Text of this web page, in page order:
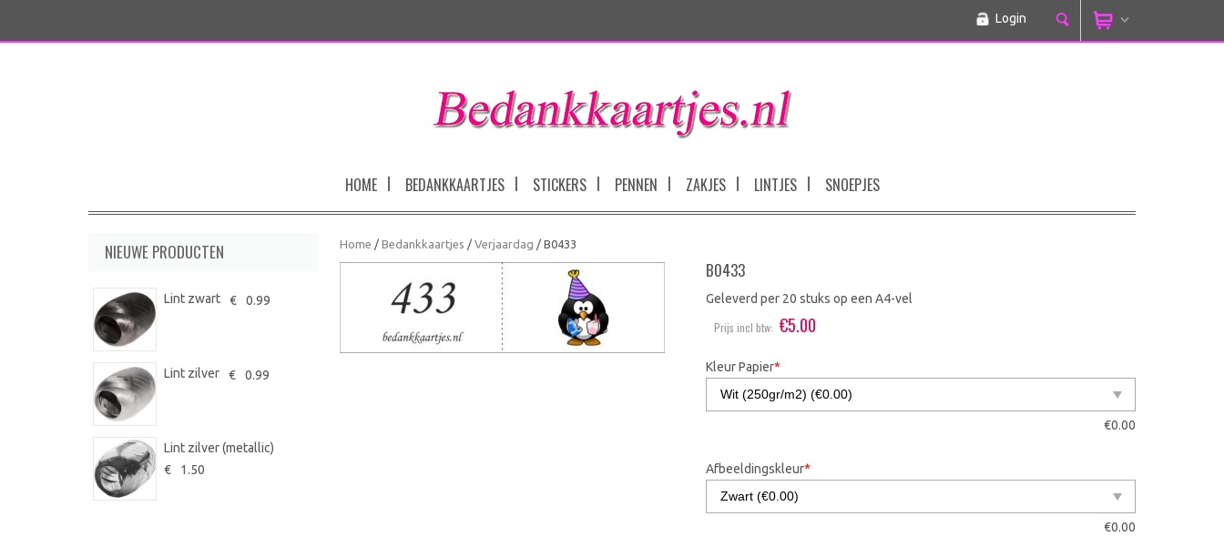
Login
HOME BEDANKKAARTJES STICKERS PENNEN ZAKJES LINTJES SNOEPJES
Home / Bedankkaartjes / Verjaardag / B0433
B0433
Geleverd per 20 stuks op een A4-vel
Prijs incl btw: €5.00
Kleur Papier*
€0.00
Afbeeldingskleur*
€0.00
NIEUWE PRODUCTEN
Lint zwart € 0.99
Lint zilver € 0.99
Lint zilver (metallic)
€
1.50